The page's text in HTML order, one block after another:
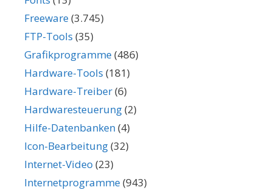
Freeware(3.745)
FTP-Tools (35)
Grafikprogramme(486)
Hardware-Tools (181)
Hardware-Treiber(6)
Hardwaresteuerung(2)
Hilfe-Datenbanken(4)
Icon-Bearbeitung(32)
Internet-Video (23)
Internetprogramme(943)